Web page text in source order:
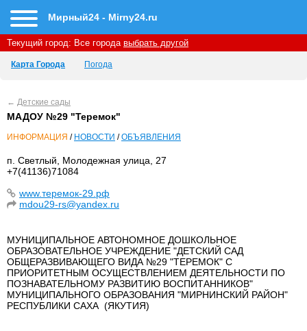
Мирный24 - Mirny24.ru
Текущий город: Все города выбрать другой
Карта Города Погода
← Детские сады
МАДОУ №29 "Теремок"
ИНФОРМАЦИЯ / НОВОСТИ /ОБЪЯВЛЕНИЯ
п. Светлый, Молодежная улица, 27
+7(41136)71084
www.теремок-29.рф
mdou29-rs@yandex.ru
МУНИЦИПАЛЬНОЕ АВТОНОМНОЕ ДОШКОЛЬНОЕ
ОБРАЗОВАТЕЛЬНОЕ УЧРЕЖДЕНИЕ "ДЕТСКИЙ САД
ОБЩЕРАЗВИВАЮЩЕГО ВИДА №29 "ТЕРЕМОК" С
ПРИОРИТЕТНЫМ ОСУЩЕСТВЛЕНИЕМ ДЕЯТЕЛЬНОСТИ ПО
ПОЗНАВАТЕЛЬНОМУ РАЗВИТИЮ ВОСПИТАННИКОВ"
МУНИЦИПАЛЬНОГО ОБРАЗОВАНИЯ "МИРНИНСКИЙ РАЙОН"
РЕСПУБЛИКИ САХА (ЯКУТИЯ)